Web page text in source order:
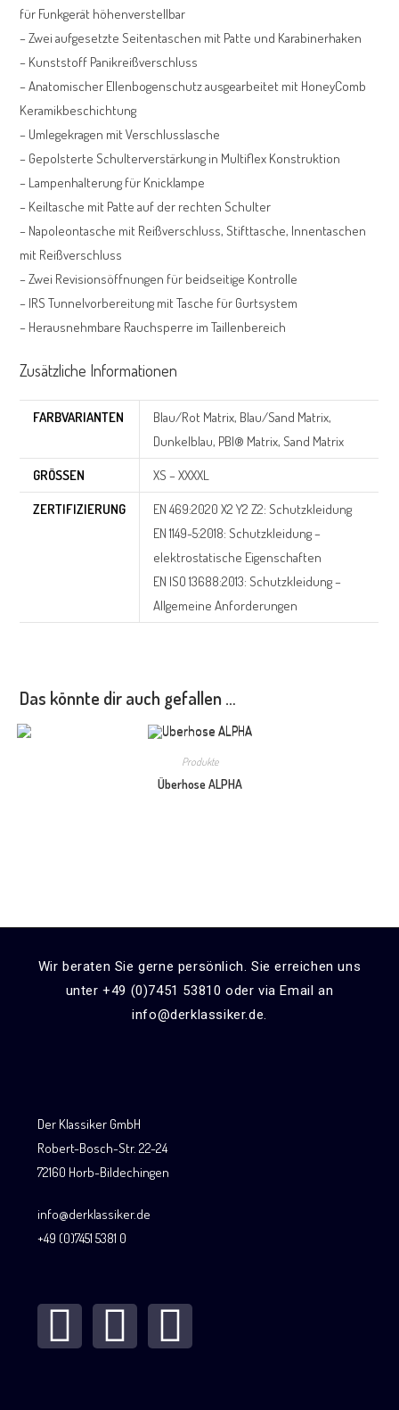
für Funkgerät höhenverstellbar
– Zwei aufgesetzte Seitentaschen mit Patte und Karabinerhaken
– Kunststoff Panikreißverschluss
– Anatomischer Ellenbogenschutz ausgearbeitet mit HoneyComb
Keramikbeschichtung
– Umlegekragen mit Verschlusslasche
– Gepolsterte Schulterverstärkung in Multiflex Konstruktion
– Lampenhalterung für Knicklampe
– Keiltasche mit Patte auf der rechten Schulter
– Napoleontasche mit Reißverschluss, Stifttasche, Innentaschen
mit Reißverschluss
– Zwei Revisionsöffnungen für beidseitige Kontrolle
– IRS Tunnelvorbereitung mit Tasche für Gurtsystem
– Herausnehmbare Rauchsperre im Taillenbereich
Zusätzliche Informationen
FARBVARIANTEN
Blau/Rot Matrix, Blau/Sand Matrix,
Dunkelblau, PBI® Matrix, Sand Matrix
GRÖSSEN
XS – XXXXL
ZERTIFIZIERUNG
EN 469:2020 X2 Y2 Z2: Schutzkleidung
EN 1149-5:2018: Schutzkleidung –
elektrostatische Eigenschaften
EN ISO 13688:2013: Schutzkleidung –
Allgemeine Anforderungen
Das könnte dir auch gefallen …
Produkte
Überhose ALPHA
Wir beraten Sie gerne persönlich. Sie erreichen uns
unter +49 (0)7451 53810 oder via Email an
info@derklassiker.de.
Der Klassiker GmbH
Robert-Bosch-Str. 22-24
72160 Horb-Bildechingen
info@derklassiker.de
+49 (0)7451 5381 0